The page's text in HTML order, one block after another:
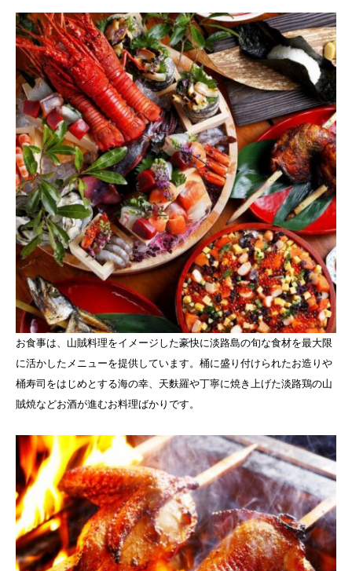
お食事は、山賊料理をイメージした豪快に淡路島の旬な食材を最大限
に活かしたメニューを提供しています。桶に盛り付けられたお造りや
桶寿司をはじめとする海の幸、天麩羅や丁寧に焼き上げた淡路鶏の山
賊焼などお酒が進むお料理ばかりです。